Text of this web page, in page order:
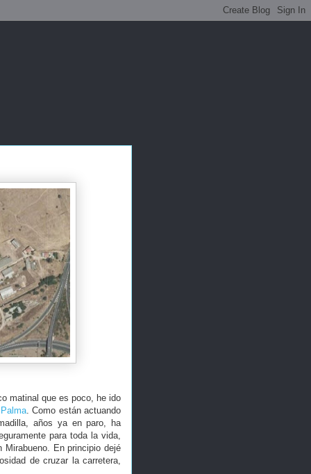
matinal que es poco, he ido
. Como están actuando
años ya en paro, ha
para toda la vida,
En principio dejé
de cruzar la carretera,